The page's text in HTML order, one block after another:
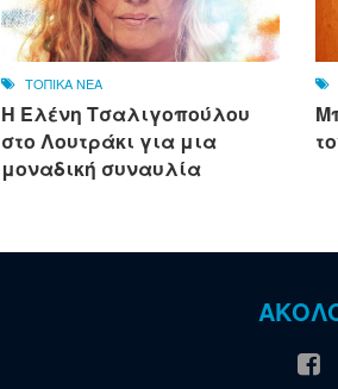
ΤΟΠΙΚΑ ΝΕΑ
Η Ελένη Τσαλιγοπούλου
στο Λουτράκι για μια
μοναδική συναυλία